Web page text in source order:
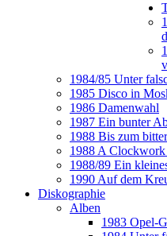
1984/85 Unter
1985 Disco in
1986 Damenwahl
1987 Ein bunter
1988 Bis zum
1988 A Clockwork
1988/89 Ein
1990 Auf dem
Diskographie
Alben
1983 Opel-